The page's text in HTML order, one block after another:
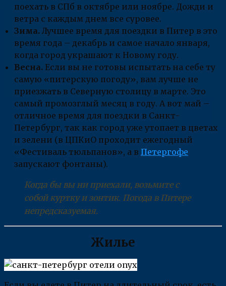
поехать в СПб в октябре или ноябре. Дожди и
ветра с каждым днем все суровее.
Зима. Лучшее время для поездки в Питер в это
время года – декабрь и самое начало января,
когда город украшают к Новому году.
Весна. Если вы не готовы испытать на себе ту
самую «питерскую погоду», вам лучше не
приезжать в Северную столицу в марте. Это
самый промозглый месяц в году. А вот май –
отличное время для поездки в Санкт-
Петербург, так как город уже утопает в цветах
и зелени (в ЦПКиО проходит ежегодный
«Фестиваль тюльпанов», а в Петергофе
запускают фонтаны).
Когда бы вы ни приехали, возьмите с
собой куртку и зонтик. Погода в Питере
непредсказуемая.
Жилье